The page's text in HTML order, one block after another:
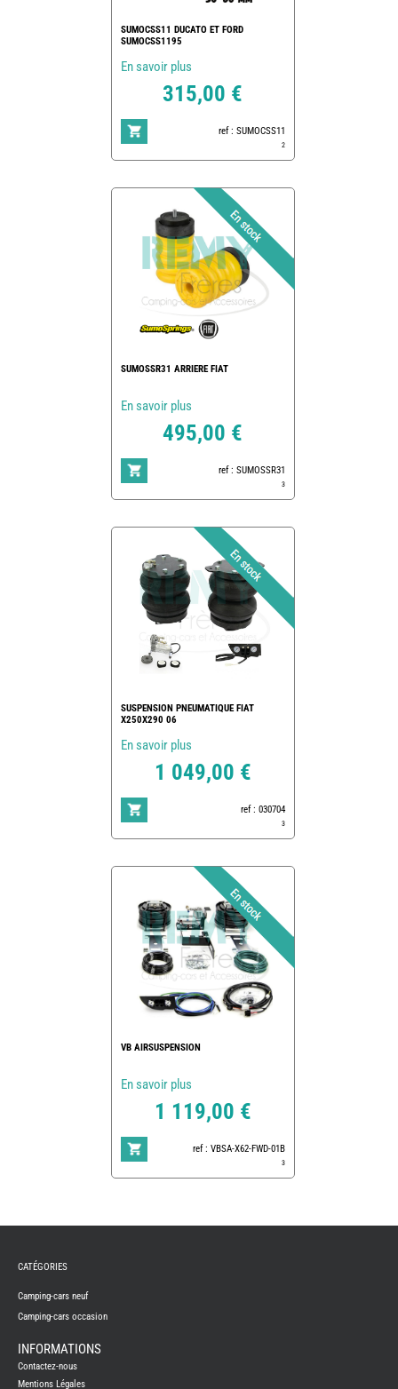
SUMOCSS11 DUCATO ET FORD
SUMOCSS1195
En savoir plus
315,00 €
ref : SUMOCSS11
2
SUMOSSR31 ARRIERE FIAT
En savoir plus
495,00 €
ref : SUMOSSR31
3
SUSPENSION PNEUMATIQUE FIAT
X250X290 06
En savoir plus
1 049,00 €
ref : 030704
3
VB AIRSUSPENSION
En savoir plus
1 119,00 €
ref : VBSA-X62-FWD-01B
3
CAMPING-
NEUFS
CAMPING-
CAMPING-
BENIMAR
CATÉGORIES
Camping-cars neuf
Camping-cars occasion
INFORMATIONS
Contactez-nous
Mentions Légales